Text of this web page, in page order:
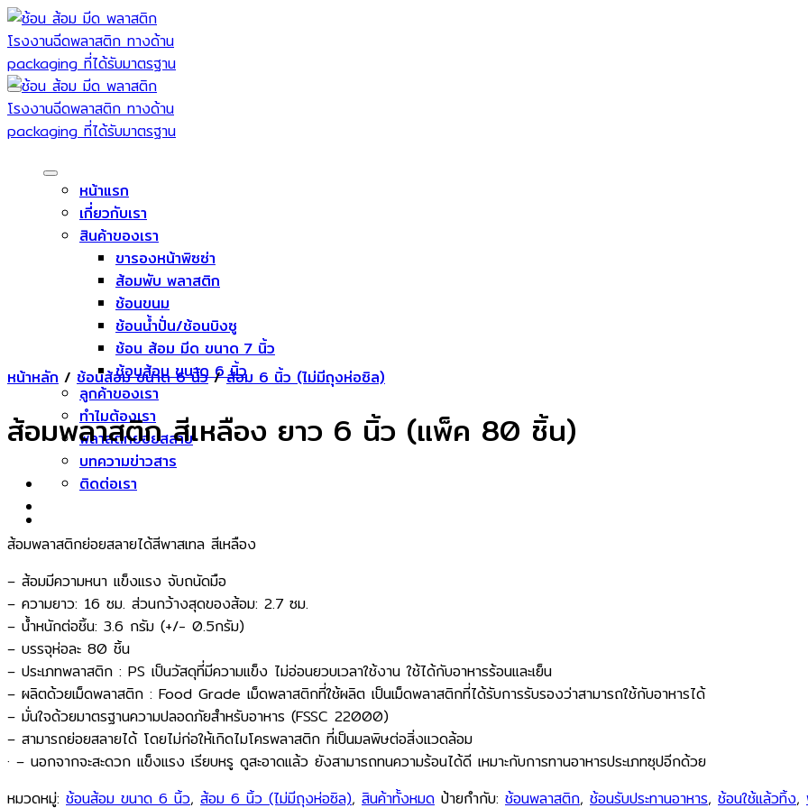
Skip
to
content
หน้าแรก
เกี่ยวกับเรา
สินค้าของเรา
ขารองหน้าพิซซ่า
ส้อมพับ พลาสติก
ช้อนขนม
ช้อนน้ำปั่น/ช้อนบิงซู
ช้อน ส้อม มีด ขนาด 7 นิ้ว
ช้อนส้อม ขนาด 6 นิ้ว
ลูกค้าของเรา
ทำไมต้องเรา
พลาสติกย่อยสลาย
บทความข่าวสาร
ติดต่อเรา
หน้าหลัก / ช้อนส้อม ขนาด 6 นิ้ว / ส้อม 6 นิ้ว (ไม่มีถุงห่อซิล)
ส้อมพลาสติก สีเหลือง ยาว 6 นิ้ว (แพ็ค 80 ชิ้น)
ส้อมพลาสติกย่อยสลายได้สีพาสเทล สีเหลือง
– ส้อมมีความหนา แข็งแรง จับถนัดมือ
– ความยาว: 16 ซม. ส่วนกว้างสุดของส้อม: 2.7 ซม.
– น้ำหนักต่อชิ้น: 3.6 กรัม (+/- 0.5กรัม)
– บรรจุห่อละ 80 ชิ้น
– ประเภทพลาสติก : PS เป็นวัสดุที่มีความแข็ง ไม่อ่อนยวบเวลาใช้งาน ใช้ได้กับอาหารร้อนและเย็น
– ผลิตด้วยเม็ดพลาสติก : Food Grade เม็ดพลาสติกที่ใช้ผลิต เป็นเม็ดพลาสติกที่ได้รับการรับรองว่าสามารถใช้กับอาหารได้
– มั่นใจด้วยมาตรฐานความปลอดภัยสำหรับอาหาร (FSSC 22000)
– สามารถย่อยสลายได้ โดยไม่ก่อให้เกิดไมโครพลาสติก ที่เป็นมลพิษต่อสิ่งแวดล้อม
· – นอกจากจะสะดวก แข็งแรง เรียบหรู ดูสะอาดแล้ว ยังสามารถทนความร้อนได้ดี เหมาะกับการทานอาหารประเภทซุปอีกด้วย
หมวดหมู่: ช้อนส้อม ขนาด 6 นิ้ว, ส้อม 6 นิ้ว (ไม่มีถุงห่อซิล), สินค้าทั้งหมด ป้ายกำกับ: ช้อนพลาสติก, ช้อนรับประทานอาหาร, ช้อนใช้แล้วทิ้ง,